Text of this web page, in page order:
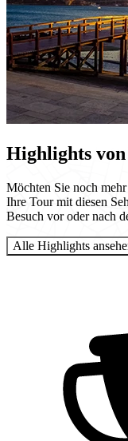
Highlights von
Möchten Sie noch
Ihre Tour mit diesen
Besuch vor oder nach